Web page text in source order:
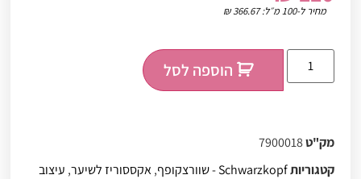
מחיר ל-100 מ״ל: ₪366.67
הוספה לסל
מק"ט7900018
קטגוריותSchwarzkopf - שוורצקופף ,אקססוריז לשיער,עיצוב